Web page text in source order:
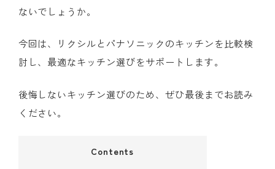
ないでしょうか。
今回は、リクシルとパナソニックのキッチンを比較検
討し、最適なキッチン選びをサポートします。
後悔しないキッチン選びのため、ぜひ最後までお読み
ください。
Contents